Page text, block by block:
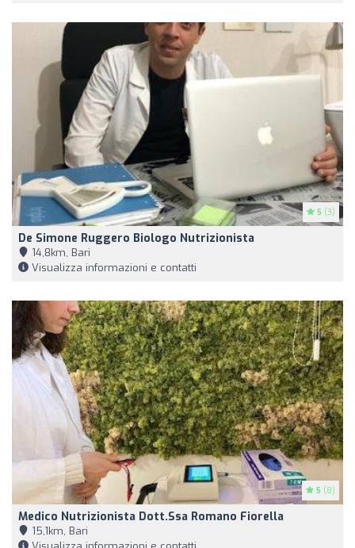
5 (3)
De Simone Ruggero Biologo Nutrizionista
14,8km, Bari
Visualizza informazioni e contatti
5 (8)
Medico Nutrizionista Dott.ssa Romano Fiorella
15,1km, Bari